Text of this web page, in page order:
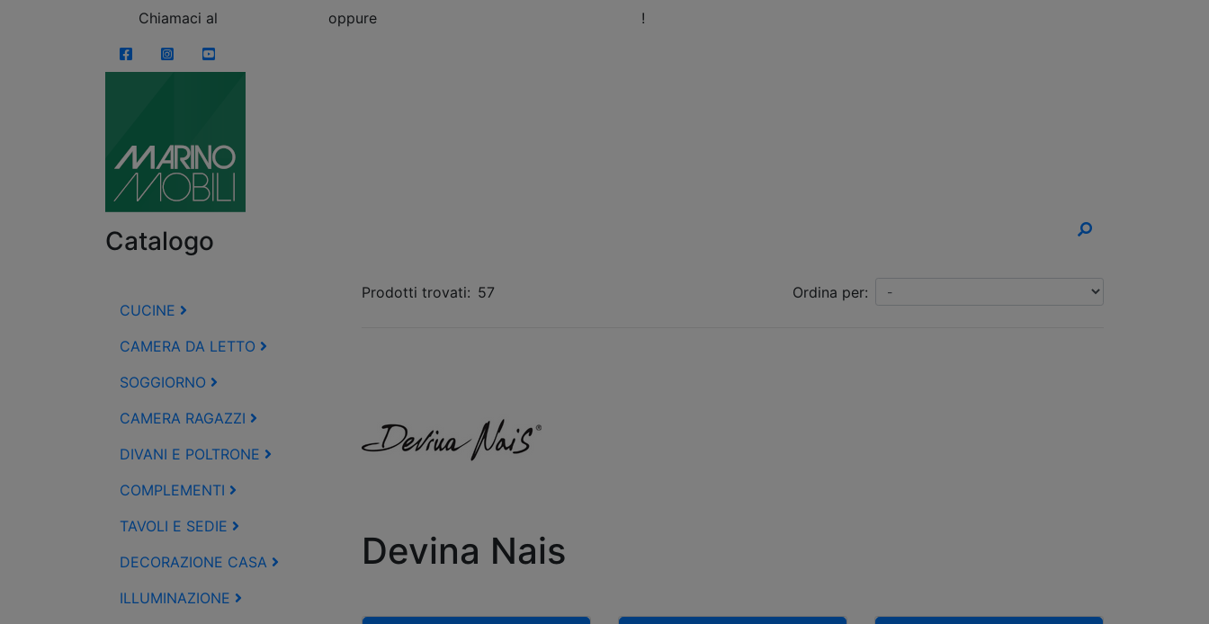
Chiamaci al oppure !
FacebookInstagramYouTube
Catalogo
Prodotti trovati: 57 Ordina per:
Devina Nais
CUCINE
CAMERA DA LETTO
SOGGIORNO
CAMERA RAGAZZI
DIVANI E POLTRONE
COMPLEMENTI
TAVOLI E SEDIE
DECORAZIONE CASA
ILLUMINAZIONE